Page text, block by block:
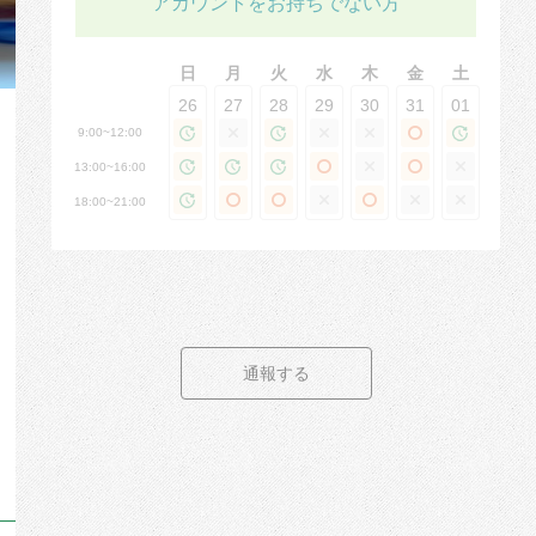
日 月 火 水 木 金 土
9:00~12:00
13:00~16:00
18:00~21:00
26 27 28 29 30 31 01
通報する